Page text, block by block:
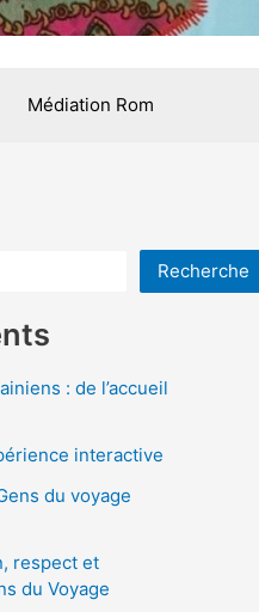
Médiation Rom
Recherche
: de l’accueil
interactive
du voyage
respect et
du Voyage